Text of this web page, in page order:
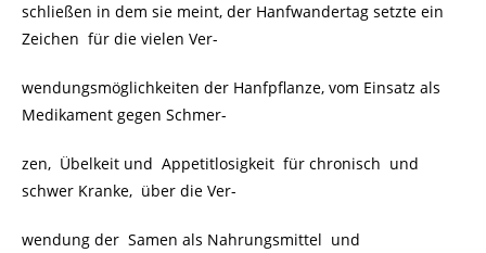
schließen in dem sie meint, der Hanfwandertag setzte ein
Zeichen für die vielen Ver-
wendungsmöglichkeiten der Hanfpflanze, vom Einsatz als
Medikament gegen Schmer-
zen, Übelkeit und Appetitlosigkeit für chronisch und
schwer Kranke, über die Ver-
wendung der Samen als Nahrungsmittel und